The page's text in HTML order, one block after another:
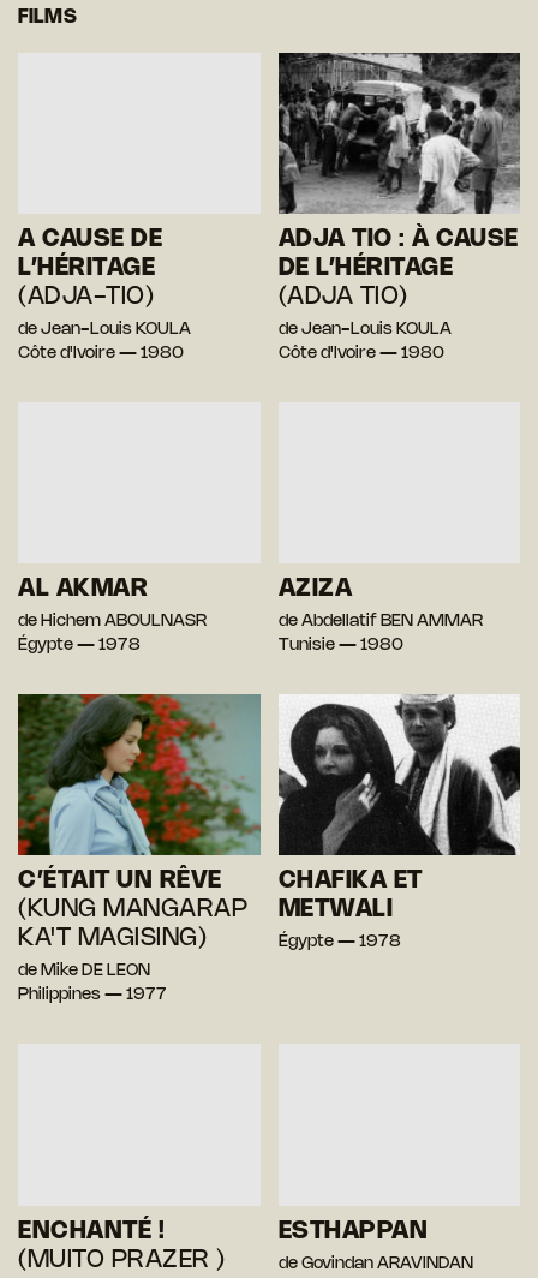
FILMS
A CAUSE DE
L’HÉRITAGE
(ADJA-TIO)
de Jean-Louis KOULA
Côte d'Ivoire — 1980
ADJA TIO : À CAUSE
DE L’HÉRITAGE
(ADJA TIO)
de Jean-Louis KOULA
Côte d'Ivoire — 1980
AL AKMAR
de Hichem ABOULNASR
Égypte — 1978
AZIZA
de Abdellatif BEN AMMAR
Tunisie — 1980
C’ÉTAIT UN RÊVE
(KUNG MANGARAP
KA'T MAGISING)
de Mike DE LEON
Philippines — 1977
CHAFIKA ET
METWALI
Égypte — 1978
ENCHANTÉ !
(MUITO PRAZER )
ESTHAPPAN
de Govindan ARAVINDAN